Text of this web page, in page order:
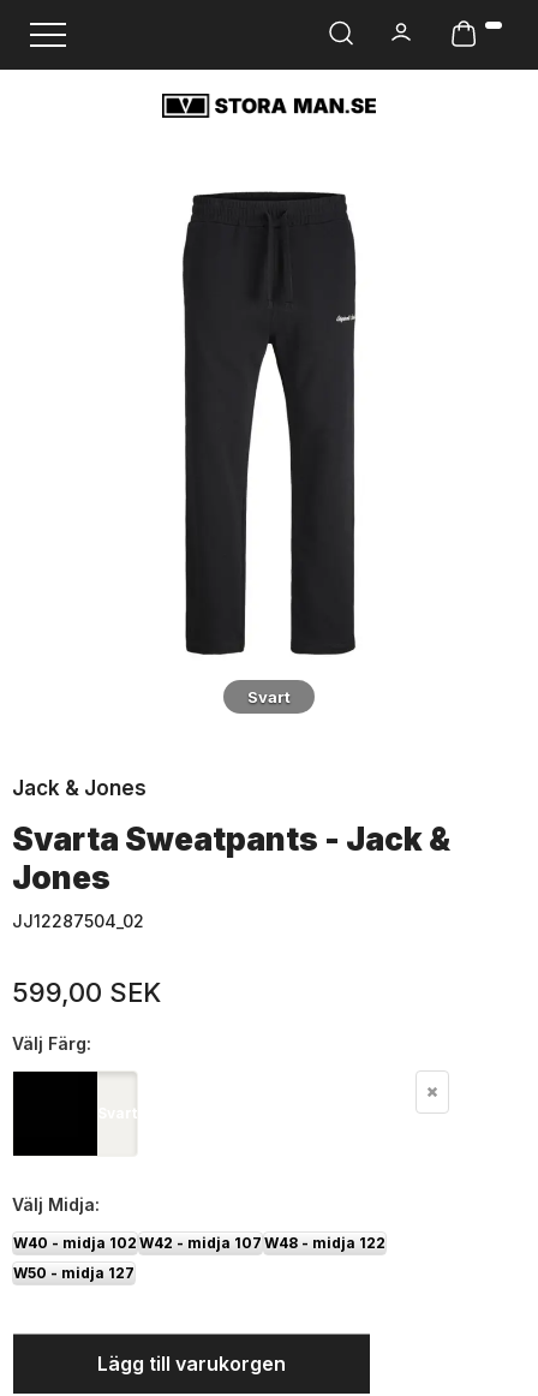
Ändra navigering
Svart
Jack & Jones
Svarta Sweatpants - Jack &
Jones
JJ12287504_02
599,00 SEK
Välj Färg:
Svart
Välj Midja:
W40 - midja 102 W42 - midja 107 W48 - midja 122
W50 - midja 127
Lägg till varukorgen